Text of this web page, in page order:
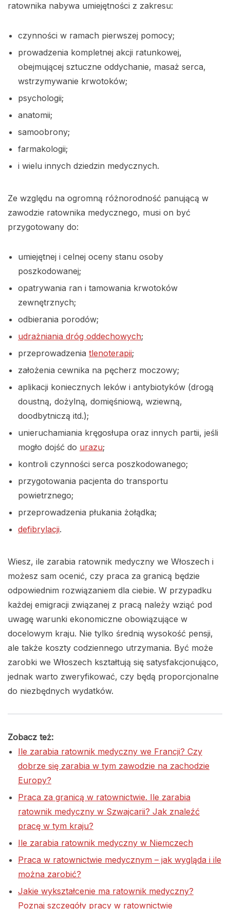
ratownika nabywa umiejętności z zakresu:
czynności w ramach pierwszej pomocy;
prowadzenia kompletnej akcji ratunkowej,
obejmującej sztuczne oddychanie, masaż serca,
wstrzymywanie krwotoków;
psychologii;
anatomii;
samoobrony;
farmakologii;
i wielu innych dziedzin medycznych.
Ze względu na ogromną różnorodność panującą w
zawodzie ratownika medycznego, musi on być
przygotowany do:
umiejętnej i celnej oceny stanu osoby
poszkodowanej;
opatrywania ran i tamowania krwotoków
zewnętrznych;
odbierania porodów;
udrażniania dróg oddechowych;
przeprowadzenia tlenoterapii;
założenia cewnika na pęcherz moczowy;
aplikacji koniecznych leków i antybiotyków (drogą
doustną, dożylną, domięśniową, wziewną,
doodbytniczą itd.);
unieruchamiania kręgosłupa oraz innych partii, jeśli
mogło dojść do urazu;
kontroli czynności serca poszkodowanego;
przygotowania pacjenta do transportu
powietrznego;
przeprowadzenia płukania żołądka;
defibrylacji.
Wiesz, ile zarabia ratownik medyczny we Włoszech i
możesz sam ocenić, czy praca za granicą będzie
odpowiednim rozwiązaniem dla ciebie. W przypadku
każdej emigracji związanej z pracą należy wziąć pod
uwagę warunki ekonomiczne obowiązujące w
docelowym kraju. Nie tylko średnią wysokość pensji,
ale także koszty codziennego utrzymania. Być może
zarobki we Włoszech kształtują się satysfakcjonująco,
jednak warto zweryfikować, czy będą proporcjonalne
do niezbędnych wydatków.
Zobacz też:
Ile zarabia ratownik medyczny we Francji? Czy
dobrze się zarabia w tym zawodzie na zachodzie
Europy?
Praca za granicą w ratownictwie. Ile zarabia
ratownik medyczny w Szwajcarii? Jak znaleźć
pracę w tym kraju?
Ile zarabia ratownik medyczny w Niemczech
Praca w ratownictwie medycznym – jak wygląda i ile
można zarobić?
Jakie wykształcenie ma ratownik medyczny?
Poznaj szczegóły pracy w ratownictwie